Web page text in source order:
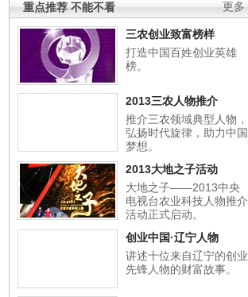
更多
重点推荐 不能不看
三农创业致富榜样
打造中国百姓创业英雄
榜。
2013三农人物推介
推介三农领域典型人物，
弘扬时代旋律，助力中国
梦想。
2013大地之子活动
大地之子——2013中央
电视台农业科技人物推介
活动正式启动。
创业中国·辽宁人物
讲述十位来自辽宁的创业
先锋人物的财富故事。